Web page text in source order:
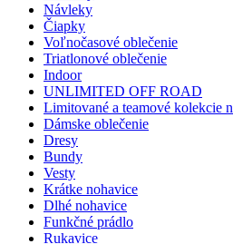
Návleky
Čiapky
Voľnočasové oblečenie
Triatlonové oblečenie
Indoor
UNLIMITED OFF ROAD
Limitované a teamové kolekcie
Dámske oblečenie
Dresy
Bundy
Vesty
Krátke nohavice
Dlhé nohavice
Funkčné prádlo
Rukavice